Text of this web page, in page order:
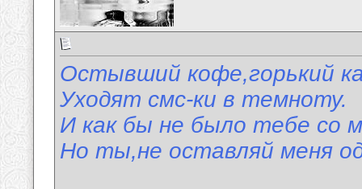
Остывший кофе,горький
Уходят смс-ки в темноту.
И как бы не было тебе со
Но ты,не оставляй меня